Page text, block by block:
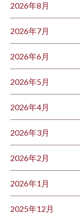
2026年8月
2026年7月
2026年6月
2026年5月
2026年4月
2026年3月
2026年2月
2026年1月
2025年12月